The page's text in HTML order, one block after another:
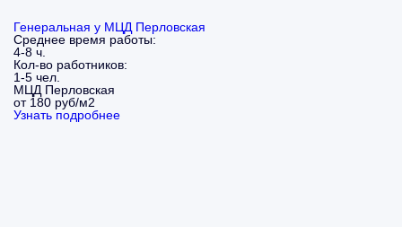
Генеральная у МЦД Перловская
Среднее время работы:
4-8 ч.
Кол-во работников:
1-5 чел.
МЦД Перловская
от 180 руб/м2
Узнать подробнее